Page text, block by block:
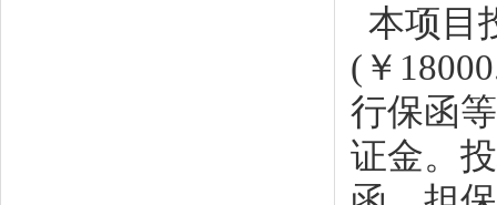
本项目
(￥
行保函
证金。